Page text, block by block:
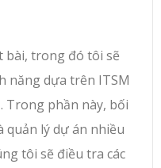
bài, trong đó tôi sẽ
năng dựa trên ITSM
Trong phần này, bối
lý dự án nhiều
tôi sẽ điều tra các